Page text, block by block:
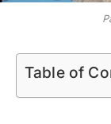
Table of